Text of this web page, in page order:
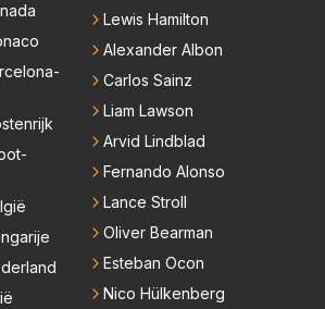
Lewis Hamilton
Alexander Albon
Carlos Sainz
Liam Lawson
Arvid Lindblad
Fernando Alonso
Lance Stroll
Oliver Bearman
Esteban Ocon
Nico Hülkenberg